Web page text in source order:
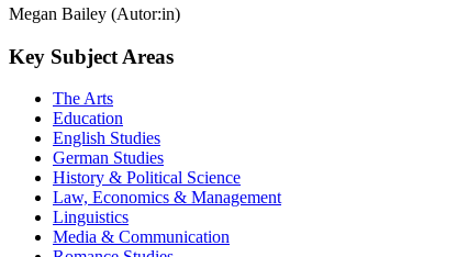
Megan Bailey (Autor:in)
Key Subject Areas
The Arts
Education
English Studies
German Studies
History & Political Science
Law, Economics & Management
Linguistics
Media & Communication